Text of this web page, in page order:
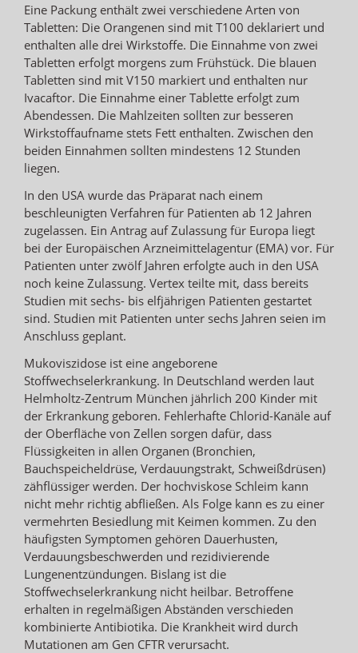
Eine Packung enthält zwei verschiedene Arten von
Tabletten: Die Orangenen sind mit T100 deklariert und
enthalten alle drei Wirkstoffe. Die Einnahme von zwei
Tabletten erfolgt morgens zum Frühstück. Die blauen
Tabletten sind mit V150 markiert und enthalten nur
Ivacaftor. Die Einnahme einer Tablette erfolgt zum
Abendessen. Die Mahlzeiten sollten zur besseren
Wirkstoffaufname stets Fett enthalten. Zwischen den
beiden Einnahmen sollten mindestens 12 Stunden
liegen.
In den USA wurde das Präparat nach einem
beschleunigten Verfahren für Patienten ab 12 Jahren
zugelassen. Ein Antrag auf Zulassung für Europa liegt
bei der Europäischen Arzneimittelagentur (EMA) vor. Für
Patienten unter zwölf Jahren erfolgte auch in den USA
noch keine Zulassung. Vertex teilte mit, dass bereits
Studien mit sechs- bis elfjährigen Patienten gestartet
sind. Studien mit Patienten unter sechs Jahren seien im
Anschluss geplant.
Mukoviszidose ist eine angeborene
Stoffwechselerkrankung. In Deutschland werden laut
Helmholtz-Zentrum München jährlich 200 Kinder mit
der Erkrankung geboren. Fehlerhafte Chlorid-Kanäle auf
der Oberfläche von Zellen sorgen dafür, dass
Flüssigkeiten in allen Organen (Bronchien,
Bauchspeicheldrüse, Verdauungstrakt, Schweißdrüsen)
zähflüssiger werden. Der hochviskose Schleim kann
nicht mehr richtig abfließen. Als Folge kann es zu einer
vermehrten Besiedlung mit Keimen kommen. Zu den
häufigsten Symptomen gehören Dauerhusten,
Verdauungsbeschwerden und rezidivierende
Lungenentzündungen. Bislang ist die
Stoffwechselerkrankung nicht heilbar. Betroffene
erhalten in regelmäßigen Abständen verschieden
kombinierte Antibiotika. Die Krankheit wird durch
Mutationen am Gen CFTR verursacht.